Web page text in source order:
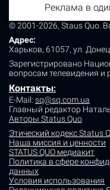
© 2001-2026, Staus Quo.
Адрес:
Харьков, 61057, ул.
Зарегистрировано
вопросам телевидения и
Контакты:
E-Mail: sq@sq.com.ua
Главный редактор
Авторы Status Quo
Этический кодекс Status
Наша миссия и ценности
STATUS QUO медиакит
Политика в сфере
данных
Условия использования
Реклама в